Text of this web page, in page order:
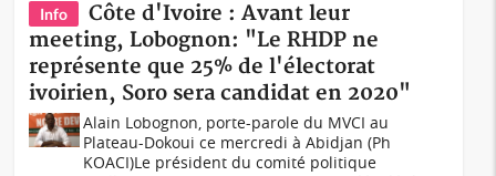
Info
Côte d'Ivoire : Avant leur
meeting, Lobognon: "Le RHDP ne
représente que 25% de l'électorat
ivoirien, Soro sera candidat en 2020"
Alain Lobognon, porte-parole du MVCI au
Plateau-Dokoui ce mercredi à Abidjan (Ph
KOACI)Le président du comité politique